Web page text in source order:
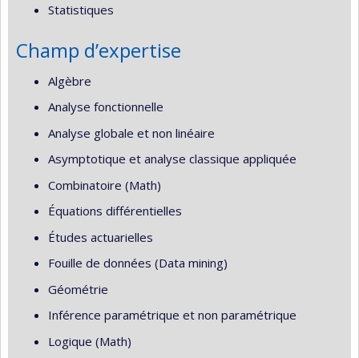
Statistiques
Champ d’expertise
Algèbre
Analyse fonctionnelle
Analyse globale et non linéaire
Asymptotique et analyse classique appliquée
Combinatoire (Math)
Équations différentielles
Études actuarielles
Fouille de données (Data mining)
Géométrie
Inférence paramétrique et non paramétrique
Logique (Math)